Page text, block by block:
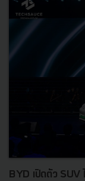
BYD เปิดตัว